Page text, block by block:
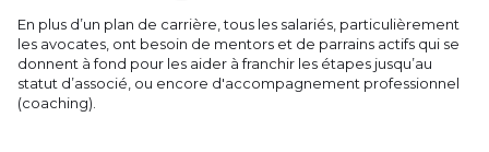
En plus d’un plan de carrière, tous les salariés, particulièrement
les avocates, ont besoin de mentors et de parrains actifs qui se
donnent à fond pour les aider à franchir les étapes jusqu’au
statut d’associé, ou encore d'accompagnement professionnel
(coaching).